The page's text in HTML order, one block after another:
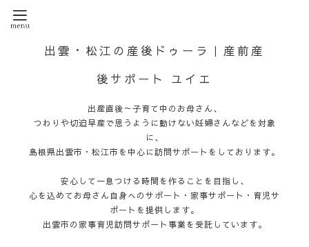
出雲・松江の産後ドゥーラ｜産前産
後サポート ユイエ
出産直後～子育て中のお母さん、
つわりや切迫早産で思うように動けない妊婦さんなどを対象
に、
島根県出雲市・松江市を中心に訪問サポートをしております。
安心して一息つける時間を作ることを目指し、
心を込めてお母さん自身へのサポート・家事サポート・育児サ
ポートを提供します。
出雲市の家事育児訪問サポート事業を受託しています。